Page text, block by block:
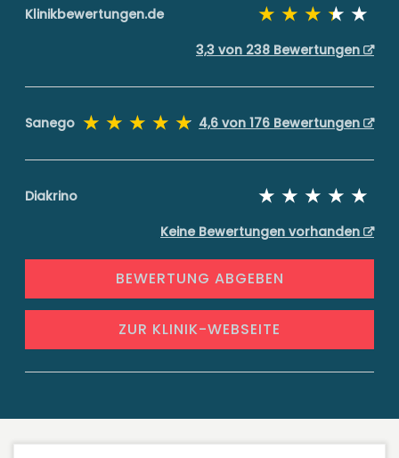
Klinikbewertungen.de
3,3 von 238 Bewertungen
Sanego 4,6 von 176 Bewertungen
Diakrino
Keine Bewertungen vorhanden
BEWERTUNG ABGEBEN
ZUR KLINIK-WEBSEITE